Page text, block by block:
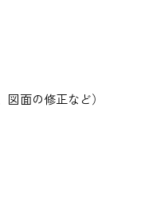
面の修正など）